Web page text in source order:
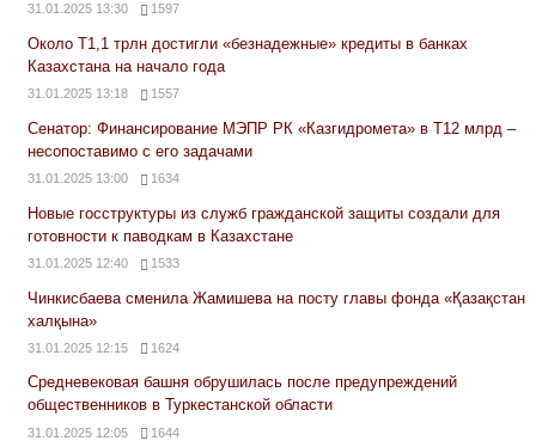
31.01.2025 13:30 1597
Около Т1,1 трлн достигли «безнадежные» кредиты в банках
Казахстана на начало года
31.01.2025 13:18 1557
Сенатор: Финансирование МЭПР РК «Казгидромета» в Т12 млрд –
несопоставимо с его задачами
31.01.2025 13:00 1634
Новые госструктуры из служб гражданской защиты создали для
готовности к паводкам в Казахстане
31.01.2025 12:40 1533
Чинкисбаева сменила Жамишева на посту главы фонда «Қазақстан
халқына»
31.01.2025 12:15 1624
Средневековая башня обрушилась после предупреждений
общественников в Туркестанской области
31.01.2025 12:05 1644